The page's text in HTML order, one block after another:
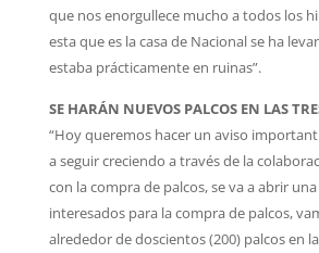
que nos enorgullece mucho a todos los
esta que es la casa de Nacional se ha
estaba prácticamente en ruinas”.
SE HARÁN NUEVOS PALCOS EN LAS
“Hoy queremos hacer un aviso
a seguir creciendo a través de la
con la compra de palcos, se va a abrir
interesados para la compra de palcos,
alrededor de doscientos (200) palcos en